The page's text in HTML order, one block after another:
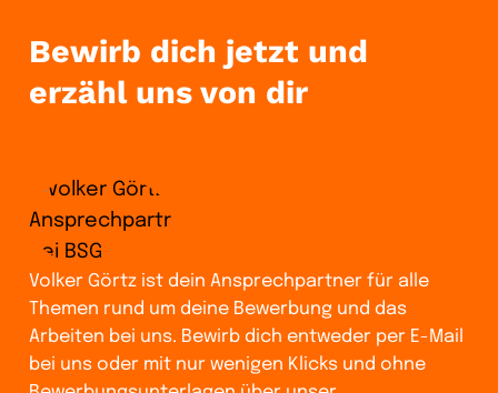
Bewirb dich jetzt und
erzähl uns von dir
Volker Görtz ist dein Ansprechpartner für alle
Themen rund um deine Bewerbung und das
Arbeiten bei uns. Bewirb dich entweder per E-Mail
bei uns oder mit nur wenigen Klicks und ohne